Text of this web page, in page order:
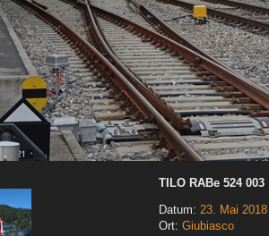
TILO RABe 524 003
Datum: 23. Mai 2018
Ort: Giubiasco